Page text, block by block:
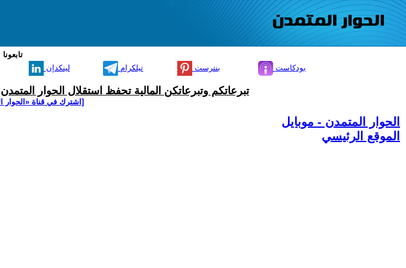
لينكدإن تيلكرام بنترست بودكاست
تبرعاتكم وتبرعاتكن المالية تحفظ استقلال الحوار
[اشترك في قناة ‫«الحوار
الحوار المتمدن - موبايل
الموقع الرئيسي